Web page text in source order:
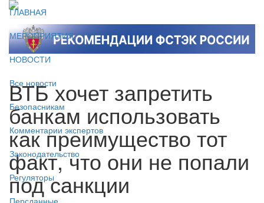
ГЛАВНАЯ
МЕРОПРИЯТИЯ
НОВОСТИ
Все новости
Безопасникам
Комментарии экспертов
Законодательство
Регуляторы
Персданные
ВТБ хочет запретить
банкам использовать
как преимущество тот
факт, что они не попали
под санкции